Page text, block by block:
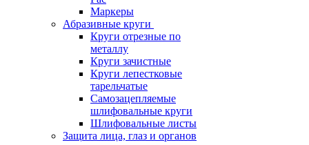
Маркеры
Абразивные круги
Круги отрезные по
металлу
Круги зачистные
Круги лепестковые
тарельчатые
Самозацепляемые
шлифовальные круги
Шлифовальные листы
Защита лица, глаз и органов